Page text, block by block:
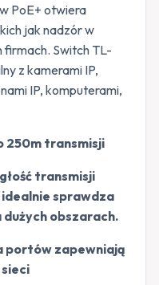
PoE+ otwiera
jak nadzór w
firmach. Switch TL-
z kamerami IP,
IP, komputerami,
250m transmisji
transmisji
sprawdza
dużych obszarach.
portów zapewniają